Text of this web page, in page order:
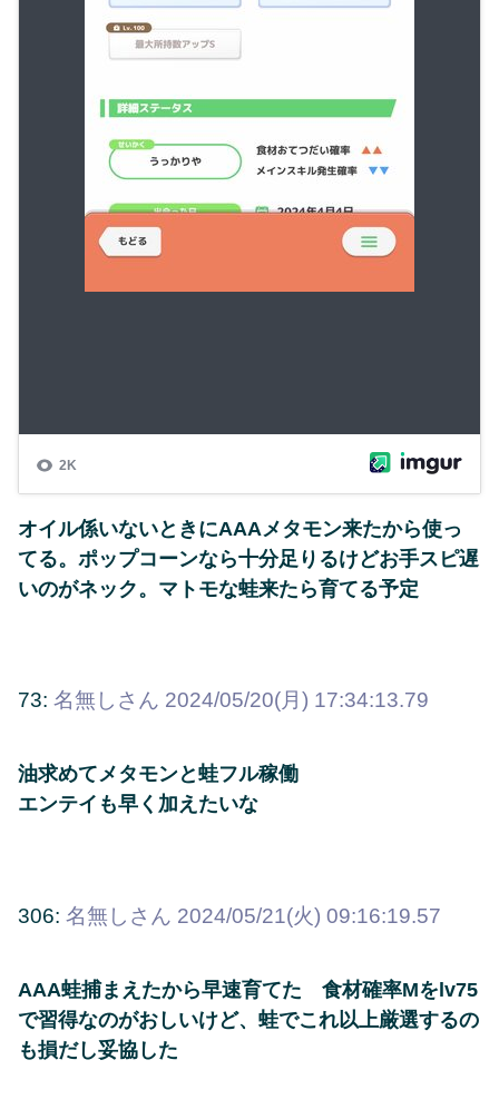
オイル係いないときにAAAメタモン来たから使っ
てる。ポップコーンなら十分足りるけどお手スピ遅
いのがネック。マトモな蛙来たら育てる予定
73: 名無しさん 2024/05/20(月) 17:34:13.79
油求めてメタモンと蛙フル稼働
エンテイも早く加えたいな
306: 名無しさん 2024/05/21(火) 09:16:19.57
AAA蛙捕まえたから早速育てた 食材確率Mをlv75
で習得なのがおしいけど、蛙でこれ以上厳選するの
も損だし妥協した